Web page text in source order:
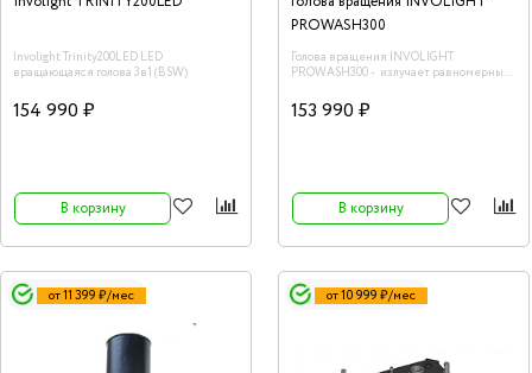
Involight Trinity200LED LED
вращающаяся голова 3в1 (BSW)
154 990 ₽
В корзину
PROWASH300
Голова вращения INVOLIGHT
PROWASH300 - излучает равномерный
управления девять световых зон и
контроль каждого из установленных
153 990 ₽
В корзину
от 11 399 ₽/мес от 10 999 ₽/мес